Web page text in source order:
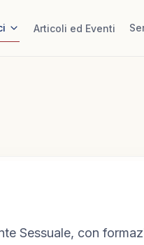
Articoli ed Eventi
Sessuale, con